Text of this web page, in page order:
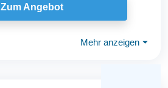
Zum Angebot
Mehr anzeigen ⏷